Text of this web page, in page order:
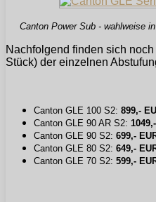
Canton Power Sub - wahlweise
Nachfolgend finden sich
Stück) der einzelnen
Canton GLE 100 S2: 899,-
Canton GLE 90 AR S2:
Canton GLE 90 S2: 699,-
Canton GLE 80 S2: 649,-
Canton GLE 70 S2: 599,-